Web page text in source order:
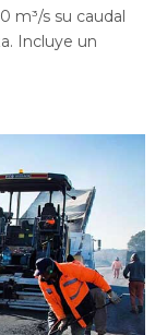
m³/s su caudal
Incluye un